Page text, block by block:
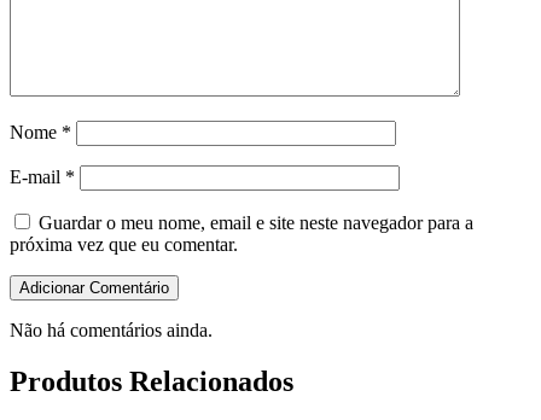
Nome *
E-mail *
Guardar o meu nome, email e site neste navegador para a
próxima vez que eu comentar.
Não há comentários ainda.
Produtos Relacionados